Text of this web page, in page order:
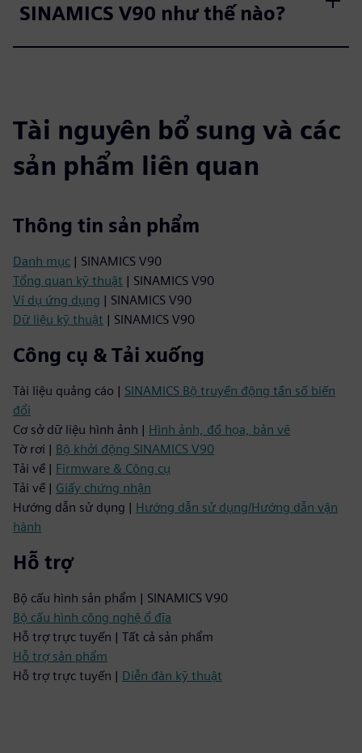
SINAMICS V90 như thế nào?
Tài nguyên bổ sung và các
sản phẩm liên quan
Thông tin sản phẩm
Danh mục | SINAMICS V90
Tổng quan kỹ thuật | SINAMICS V90
Ví dụ ứng dụng | SINAMICS V90
Dữ liệu kỹ thuật | SINAMICS V90
Công cụ & Tải xuống
Tài liệu quảng cáo | SINAMICS Bộ truyền động tần số biến
đổi
Cơ sở dữ liệu hình ảnh | Hình ảnh, đồ họa, bản vẽ
Tờ rơi | Bộ khởi động SINAMICS V90
Tải về | Firmware & Công cụ
Tải về | Giấy chứng nhận
Hướng dẫn sử dụng | Hướng dẫn sử dụng/Hướng dẫn vận
hành
Hỗ trợ
Bộ cấu hình sản phẩm | SINAMICS V90
Bộ cấu hình công nghệ ổ đĩa
Hỗ trợ trực tuyến | Tất cả sản phẩm
Hỗ trợ sản phẩm
Hỗ trợ trực tuyến | Diễn đàn kỹ thuật